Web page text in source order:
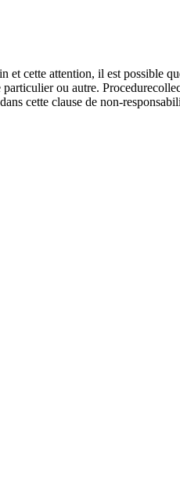
et cette attention, il est possible
ou autre.
cette clause de non-